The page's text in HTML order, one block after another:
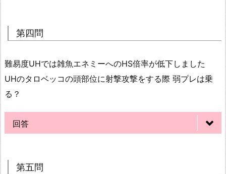
第四問
難易度UHでは雑魚エネミーへのHS倍率が低下しました
UHのタロベッコの頭部位に射撃攻撃をする際 弱プレは乗
る？
回答
第五問